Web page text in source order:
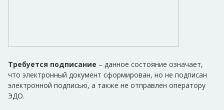
Требуется подписание – данное состояние означает,
что электронный документ сформирован, но не подписан
электронной подписью, а также не отправлен оператору
ЭДО.